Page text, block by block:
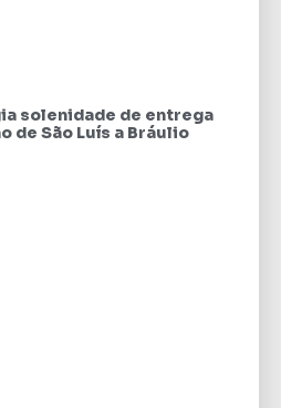
solenidade de entrega
de São Luís a Bráulio